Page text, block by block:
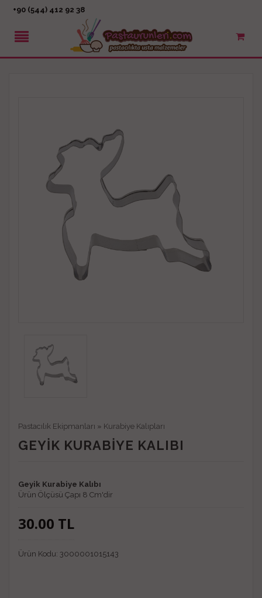
+90 (544) 412 92 38
Pastacılık Ekipmanları » Kurabiye Kalıpları
GEYIK KURABIYE KALIBI
Geyik Kurabiye Kalıbı
Ürün Ölçüsü Çapı 8 Cm'dir
30.00 TL
Ürün Kodu: 3000001015143